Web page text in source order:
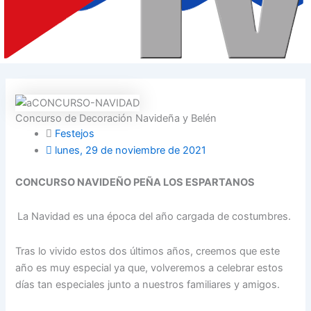
Concurso de Decoración Navideña y Belén
Festejos
lunes, 29 de noviembre de 2021
CONCURSO NAVIDEÑO PEÑA LOS ESPARTANOS
La Navidad es una época del año cargada de costumbres.
Tras lo vivido estos dos últimos años, creemos que este
año es muy especial ya que, volveremos a celebrar estos
días tan especiales junto a nuestros familiares y amigos.